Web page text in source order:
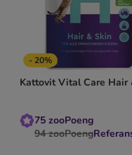
- 20%
Kattovit Vital Care Hair
75 zooPoeng
94 zooPoeng